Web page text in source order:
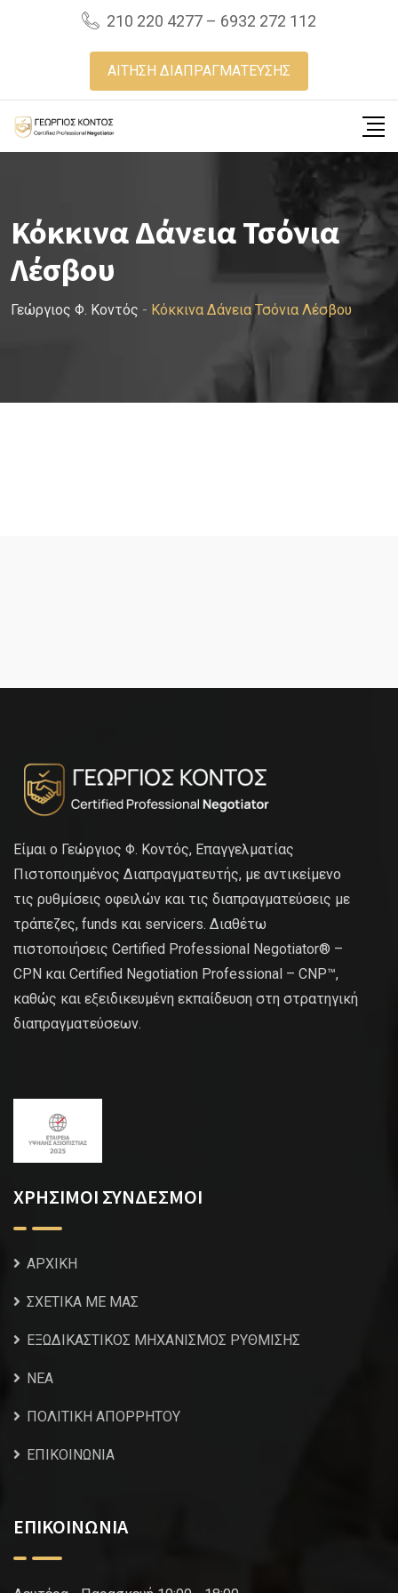
210 220 4277 – 6932 272 112
ΑΙΤΗΣΗ ΔΙΑΠΡΑΓΜΑΤΕΥΣΗΣ
Κόκκινα Δάνεια Τσόνια
Λέσβου
Γεώργιος Φ. Κοντός - Κόκκινα Δάνεια Τσόνια Λέσβου
Είμαι ο Γεώργιος Φ. Κοντός, Επαγγελματίας
Πιστοποιημένος Διαπραγματευτής, με αντικείμενο
τις ρυθμίσεις οφειλών και τις διαπραγματεύσεις με
τράπεζες, funds και servicers. Διαθέτω
πιστοποιήσεις Certified Professional Negotiator® –
CPN και Certified Negotiation Professional – CNP™,
καθώς και εξειδικευμένη εκπαίδευση στη στρατηγική
διαπραγματεύσεων.
ΧΡΗΣΙΜΟΙ ΣΥΝΔΕΣΜΟΙ
ΑΡΧΙΚΗ
ΣΧΕΤΙΚΑ ΜΕ ΜΑΣ
ΕΞΩΔΙΚΑΣΤΙΚΟΣ ΜΗΧΑΝΙΣΜΟΣ ΡΥΘΜΙΣΗΣ
NEA
ΠΟΛΙΤΙΚΗ ΑΠΟΡΡΗΤΟΥ
ΕΠΙΚΟΙΝΩΝΙΑ
ΕΠΙΚΟΙΝΩΝΙΑ